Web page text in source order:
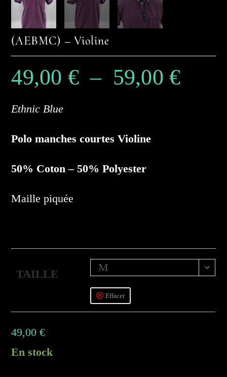
(AEBMC) – Violine
49,00 € – 59,00€prix :
Ethnic Blue
Polo manches courtes Violine
50% Coton – 50% Polyester
Maille piquée
TAILLE
M
Effacer
49,00€
En stock